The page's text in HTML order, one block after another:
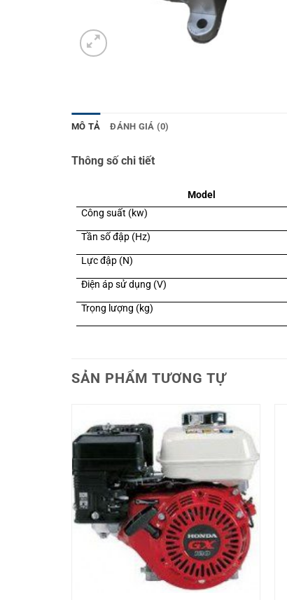
MÔ TẢ ĐÁNH GIÁ (0)
Thông số chi tiết
Model
Công suất (kw)
Tần số đập (Hz)
Lực đập (N)
Điện áp sử dụng (V)
Trọng lượng (kg)
SẢN PHẨM TƯƠNG TỰ